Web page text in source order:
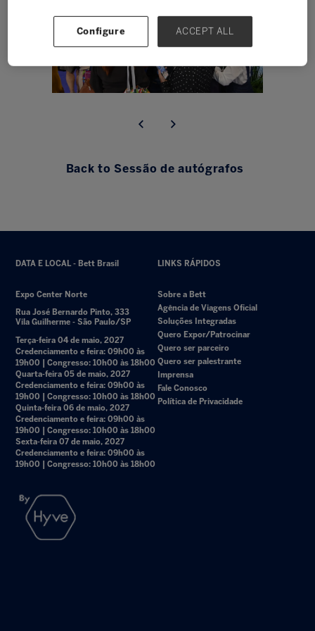
Back to Sessão de autógrafos
DATA E LOCAL - Bett Brasil
Expo Center Norte
Rua José Bernardo Pinto, 333
Vila Guilherme - São Paulo/SP
Terça-feira 04 de maio, 2027
Credenciamento e feira: 09h00 às
19h00 | Congresso: 10h00 às 18h00
Quarta-feira 05 de maio, 2027
Credenciamento e feira: 09h00 às
19h00 | Congresso: 10h00 às 18h00
Quinta-feira 06 de maio, 2027
Credenciamento e feira: 09h00 às
19h00 | Congresso: 10h00 às 18h00
Sexta-feira 07 de maio, 2027
Credenciamento e feira: 09h00 às
19h00 | Congresso: 10h00 às 18h00
LINKS RÁPIDOS
Sobre a Bett
Agência de Viagens Oficial
Soluções Integradas
Quero Expor/Patrocinar
Quero ser parceiro
Quero ser palestrante
Imprensa
Fale Conosco
Política de Privacidade
Configure ACCEPT ALL